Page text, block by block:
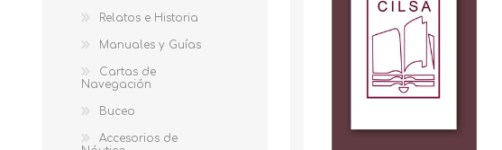
Relatos e Historia
Manuales y Guías
Cartas de
Navegación
Buceo
Accesorios de